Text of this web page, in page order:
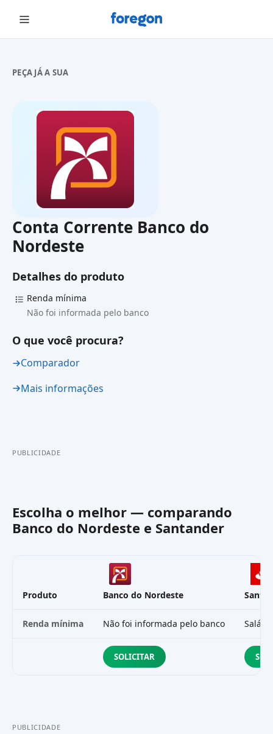
Foregon.com
PEÇA JÁ A SUA
Conta Corrente Banco do
Nordeste
Detalhes do produto
Renda mínima
Não foi informada pelo banco
O que você procura?
Comparador
Mais informações
PUBLICIDADE
Escolha o melhor — comparando
Banco do Nordeste e Santander
Produto Banco do Nordeste
Renda mínima Não foi informada pelo banco
SOLICITAR
PUBLICIDADE